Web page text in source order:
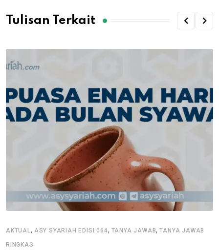
Tulisan Terkait
AKTUAL, ASY SYARIAH EDISI 064, TANYA JAWAB,TANYA JAWAB
RINGKAS